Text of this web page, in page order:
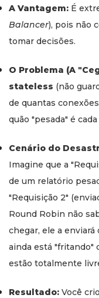
A Vantagem: É
Balancer), pois não
tomar decisões.
O Problema (A
stateless (não
de quantas
quão "pesada" é
Cenário do
Imagine que a
de um relatório
"Requisição 2"
Round Robin não
chegar, ele a
ainda está "fritando"
estão totalmente
Resultado: Você